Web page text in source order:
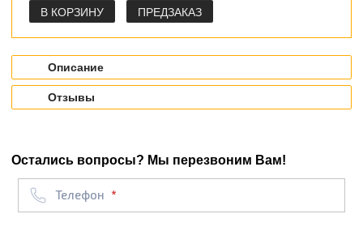
В КОРЗИНУ ПРЕДЗАКАЗ
Описание
Отзывы
Остались вопросы? Мы перезвоним Вам!
Телефон